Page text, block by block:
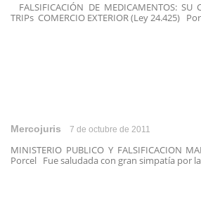
FALSIFICACIÓN DE MEDICAMENTOS: SU
TRIPs COMERCIO EXTERIOR (Ley 24.425)
Mercojuris 7 de octubre de 2011
MINISTERIO PUBLICO Y FALSIFICACION
Porcel Fue saludada con gran simpatía por